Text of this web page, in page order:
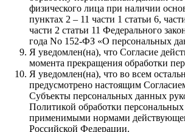
физического лица при наличии
пунктах 2 – 11 части 1 статьи 6,
части 2 статьи 11 Федерального
года No 152-ФЗ «О персональных
Я уведомлен(на), что Согласие
момента прекращения обработки
Я уведомлен(на), что во всем
предусмотрено настоящим
Субъекты персональных данных
Политикой обработки
применимыми нормами
Российской Федерации.